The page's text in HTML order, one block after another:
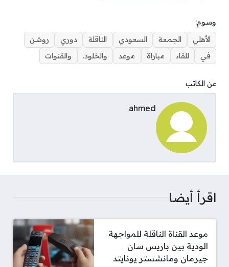
وسوم:
الأهلي
الجمعة السعودي الناقلة دوري
روشن
في
للقاء مباراة موعد والخلود. والقنوات
عن الكاتب
ahmed
اقرأ أيضا
موعد القناة الناقلة للمواجهة
الودية بين باريس سان
جيرمان ومانشستر يونايتد